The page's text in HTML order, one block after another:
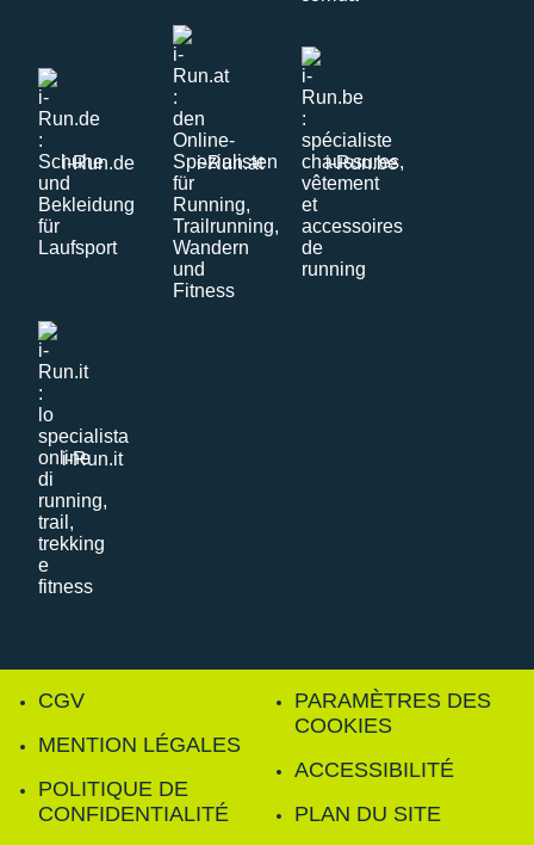
i-Run.de i-Run.at i-Run.be
i-Run.it
CGV
MENTION LÉGALES
POLITIQUE DE
CONFIDENTIALITÉ
PARAMÈTRES DES
COOKIES
ACCESSIBILITÉ
PLAN DU SITE